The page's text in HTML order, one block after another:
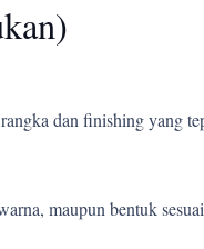
dan finishing yang
maupun bentuk